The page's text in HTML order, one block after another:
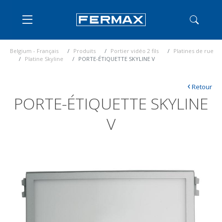
Belgium - Français Produits Portier vidéo 2 fils
Platines de rue
Platine Skyline
PORTE-ÉTIQUETTE SKYLINE V
PORTE-ÉTIQUETTE SKYLINE
V
‹Retour